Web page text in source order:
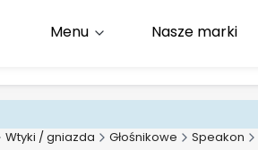
Infolinia:
+48 500 600 965
Menu Nasze marki
Wtyki / gniazda Głośnikowe Speakon